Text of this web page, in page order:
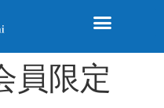
員限定